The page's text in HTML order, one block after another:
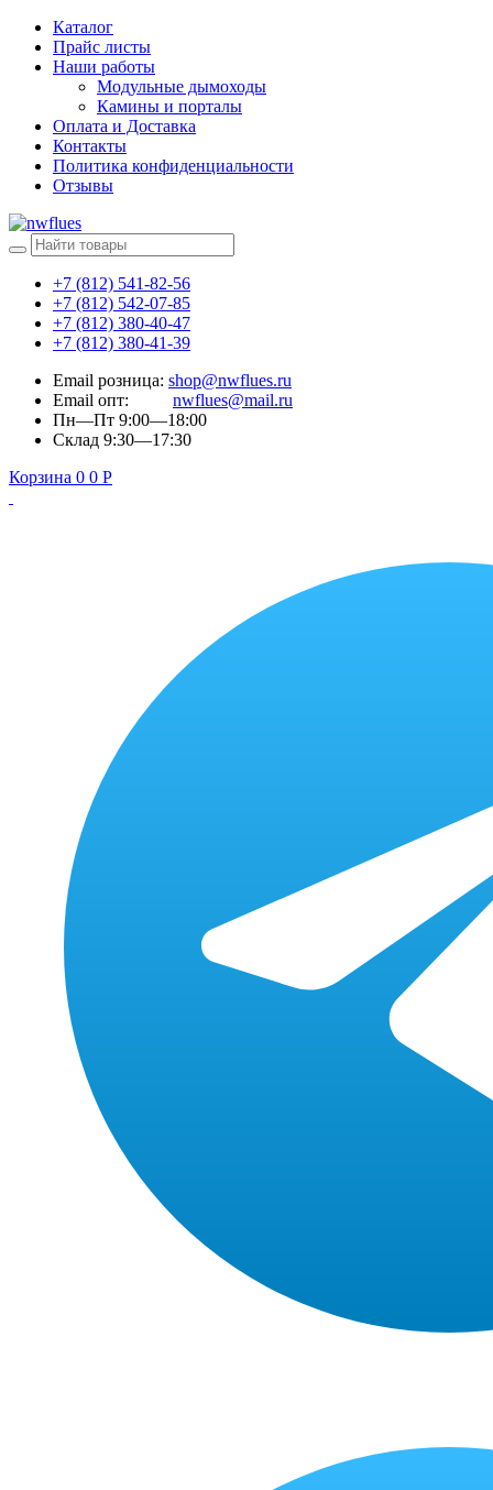
Каталог
Прайс листы
Наши работы
Модульные дымоходы
Камины и порталы
Оплата и Доставка
Контакты
Политика конфиденциальности
Отзывы
+7 (812) 541-82-56
+7 (812) 542-07-85
+7 (812) 380-40-47
+7 (812) 380-41-39
Email розница: shop@nwflues.ru
Email опт: nwflues@mail.ru
Пн—Пт 9:00—18:00
Склад 9:30—17:30
Корзина 0 0 Р